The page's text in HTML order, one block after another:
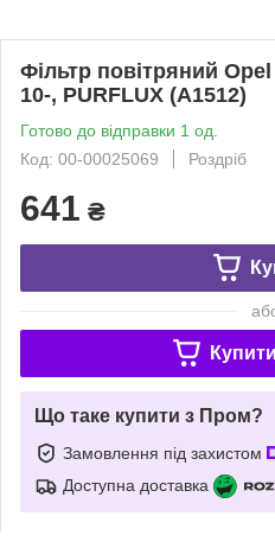
Фільтр повітряний
10-, PURFLUX (A1512)
Готово до відправки 1 од.
Код: 00-00025069
Роздріб
641 ₴
Що таке купити з Пром?
Замовлення під захистом
Доступна доставка